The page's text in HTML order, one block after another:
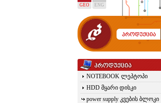
GEO ENG
NOTEBOOK ლეპტოპი
HDD მყარი დისკი
power supply კვების ბლოკი